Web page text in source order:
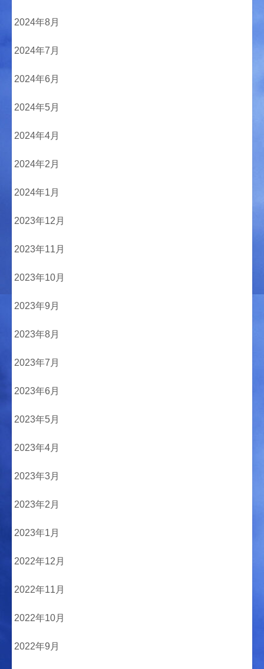
2024年8月
2024年7月
2024年6月
2024年5月
2024年4月
2024年2月
2024年1月
2023年12月
2023年11月
2023年10月
2023年9月
2023年8月
2023年7月
2023年6月
2023年5月
2023年4月
2023年3月
2023年2月
2023年1月
2022年12月
2022年11月
2022年10月
2022年9月